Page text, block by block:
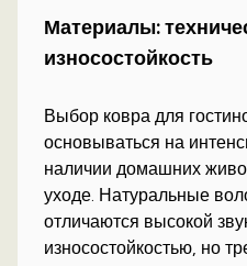
Материалы:
износостойкость
Выбор ковра для
основываться на
наличии домашних
уходе. Натуральные
отличаются высокой
износостойкостью, но